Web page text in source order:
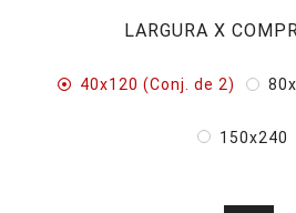
LARGURA X
40x120 (Conj. de 2)
150x240